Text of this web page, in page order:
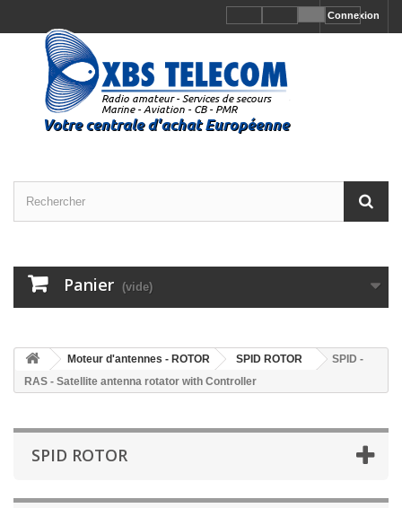
Connexion
Panier (vide)
Moteur d'antennes - ROTOR SPID ROTOR
SPID -
RAS - Satellite antenna rotator with Controller
SPID ROTOR